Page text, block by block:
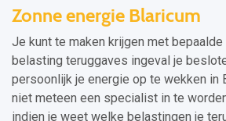
Zonne energie Blaricum
Je kunt te maken krijgen met
belasting teruggaves ingeval je
persoonlijk je energie op te wekken in
niet meteen een specialist in te
indien je weet welke belastingen je